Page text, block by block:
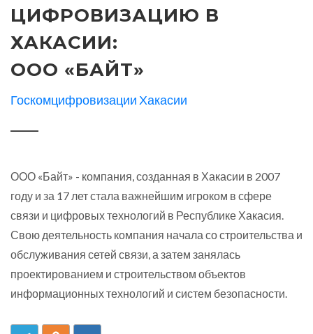
ЦИФРОВИЗАЦИЮ В
ХАКАСИИ:
ООО «БАЙТ»
Госкомцифровизации Хакасии
ООО «Байт» - компания, созданная в Хакасии в 2007
году и за 17 лет стала важнейшим игроком в сфере
связи и цифровых технологий в Республике Хакасия.
Свою деятельность компания начала со строительства и
обслуживания сетей связи, а затем занялась
проектированием и строительством объектов
информационных технологий и систем безопасности.